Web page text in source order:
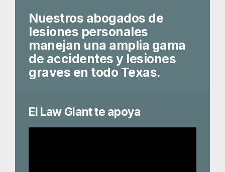
Nuestros abogados de
lesiones personales
manejan una amplia gama
de accidentes y lesiones
graves en todo Texas.
El Law Giant te apoya